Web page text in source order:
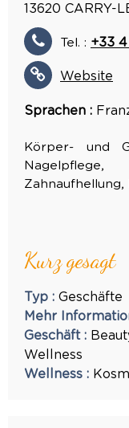
13620 CARRY-
Tel. : +33
Website
Sprachen :
Körper- und
Nagelpflege,
Kurz gesagt
Typ : Geschäfte
Mehr
Geschäft :
Wellness
Wellness :